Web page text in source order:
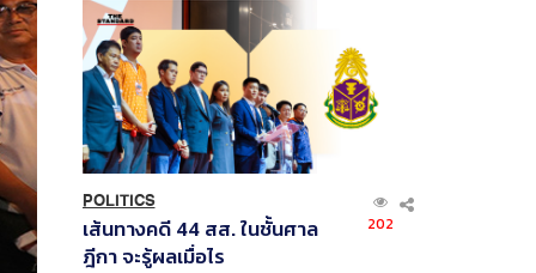
POLITICS
เส้นทางคดี 44 สส. ในชั้นศาล
ฎีกา จะรู้ผลเมื่อไร
202